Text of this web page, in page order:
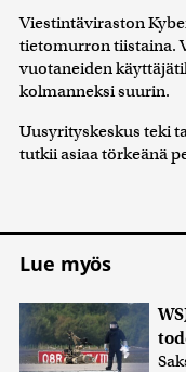
Viestintäviraston
tietomurron tiistaina.
vuotaneiden
kolmanneksi suurin.
Uusyrityskeskus teki
tutkii asiaa törkeänä
Lue myös